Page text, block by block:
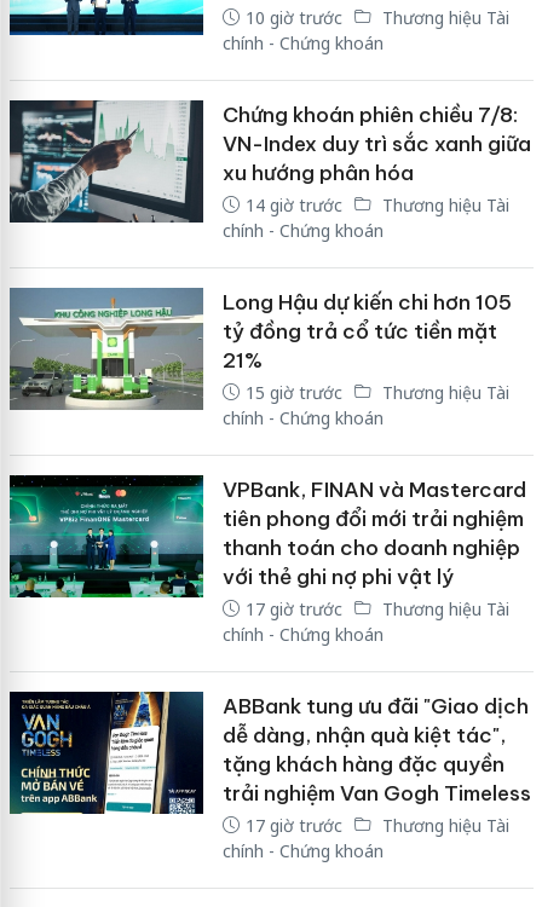
10 giờ trước
Thương hiệu Tài
chính - Chứng khoán
Chứng khoán phiên chiều 7/8:
VN-Index duy trì sắc xanh giữa
xu hướng phân hóa
14 giờ trước
Thương hiệu Tài
chính - Chứng khoán
Long Hậu dự kiến chi hơn 105
tỷ đồng trả cổ tức tiền mặt
21%
15 giờ trước
Thương hiệu Tài
chính - Chứng khoán
VPBank, FINAN và Mastercard
tiên phong đổi mới trải nghiệm
thanh toán cho doanh nghiệp
với thẻ ghi nợ phi vật lý
17 giờ trước
Thương hiệu Tài
chính - Chứng khoán
ABBank tung ưu đãi "Giao dịch
dễ dàng, nhận quà kiệt tác",
tặng khách hàng đặc quyền
trải nghiệm Van Gogh Timeless
17 giờ trước
Thương hiệu Tài
chính - Chứng khoán